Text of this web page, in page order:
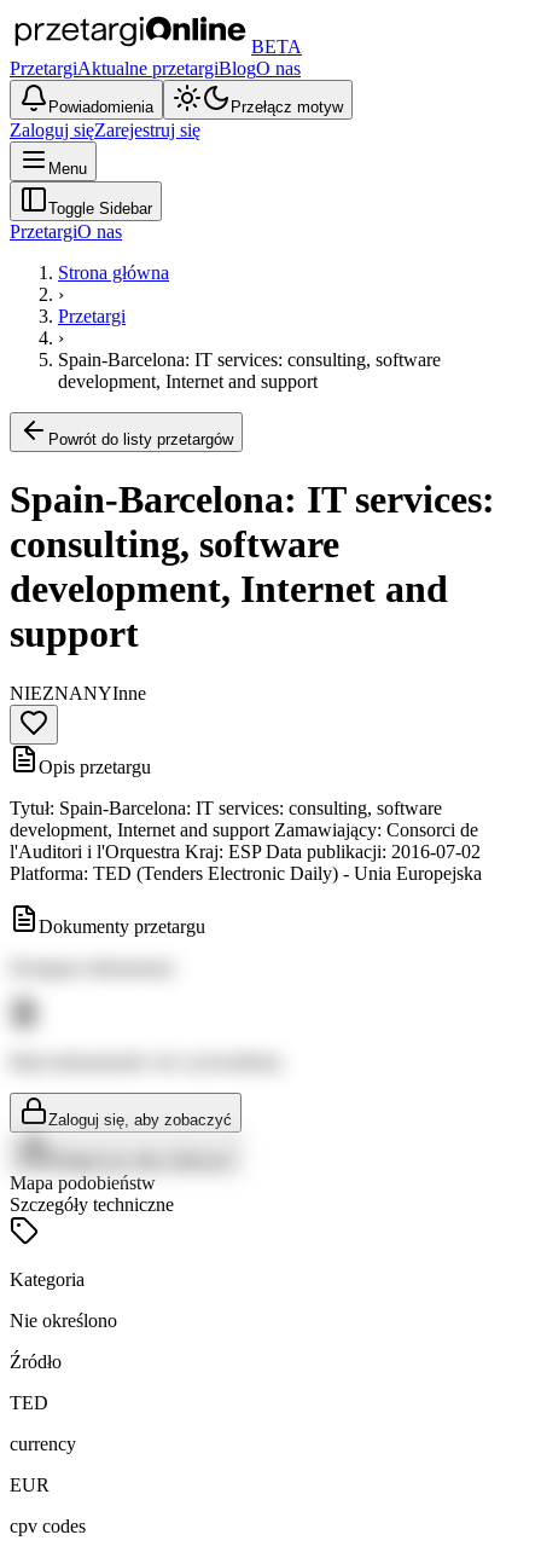
BETA
PrzetargiAktualne przetargiBlogO nas
Powiadomienia Przełącz motyw
Zaloguj sięZarejestruj się
Menu
Toggle Sidebar
PrzetargiO nas
Strona główna
›
Przetargi
›
Spain-Barcelona: IT services: consulting, software
development, Internet and support
Powrót do listy przetargów
Spain-Barcelona: IT services:
consulting, software
development, Internet and
support
NIEZNANYInne
Opis przetargu
Tytuł: Spain-Barcelona: IT services: consulting, software
development, Internet and support Zamawiający: Consorci de
l'Auditori i l'Orquestra Kraj: ESP Data publikacji: 2016-07-02
Platforma: TED (Tenders Electronic Daily) - Unia Europejska
Dokumenty przetargu
Zaloguj się, aby zobaczyć
Mapa podobieństw
Szczegóły techniczne
Kategoria
Nie określono
Źródło
TED
currency
EUR
cpv codes